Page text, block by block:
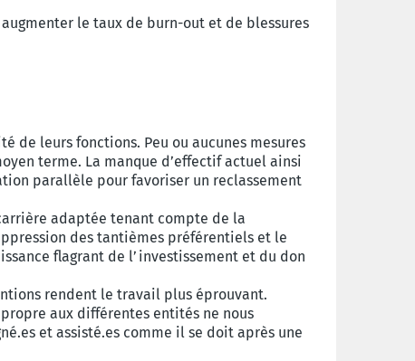
le taux de burn-out et de blessures
de leurs fonctions. Peu ou aucunes mesures
terme. La manque d’effectif actuel ainsi
parallèle pour favoriser un reclassement
adaptée tenant compte de la
des tantièmes préférentiels et le
flagrant de l’investissement et du don
rendent le travail plus éprouvant.
propre aux différentes entités ne nous
et assisté.es comme il se doit après une